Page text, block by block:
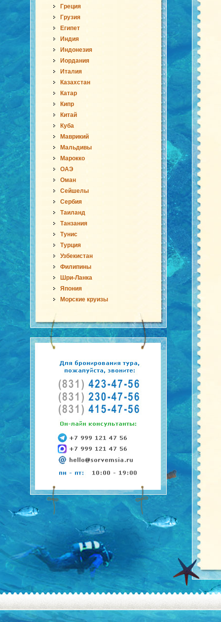
Греция
Грузия
Египет
Индия
Индонезия
Иордания
Италия
Казахстан
Катар
Кипр
Китай
Куба
Маврикий
Мальдивы
Марокко
ОАЭ
Оман
Сейшелы
Сербия
Таиланд
Танзания
Тунис
Турция
Узбекистан
Филипины
Шри-Ланка
Япония
Морские круизы